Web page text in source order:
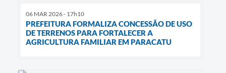
06 MAR 2026 - 17h10
PREFEITURA FORMALIZA CONCESSÃO DE USO
DE TERRENOS PARA FORTALECER A
AGRICULTURA FAMILIAR EM PARACATU